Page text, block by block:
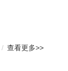
/ 查看更多>>